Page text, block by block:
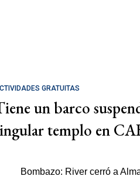
GRATUITAS
un barco
templo en